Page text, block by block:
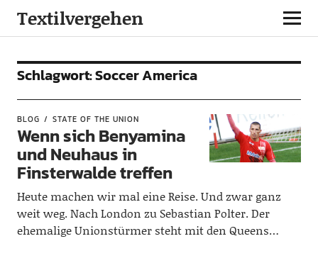
Textilvergehen
Schlagwort:Soccer America
BLOG STATE OF THE UNION
Wenn sich Benyamina
und Neuhaus in
Finsterwalde treffen
Heute machen wir mal eine Reise. Und zwar ganz
weit weg. Nach London zu Sebastian Polter. Der
ehemalige Unionstürmer steht mit den Queens…